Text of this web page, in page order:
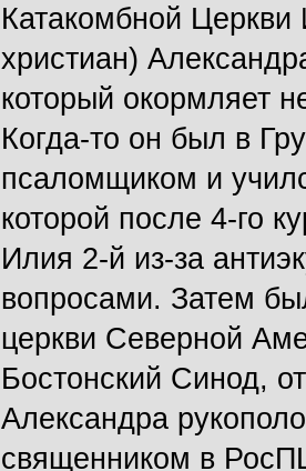
Катакомбной
христиан)
который окормляет
Когда-то он был в
псаломщиком и
которой после 4-го
Илия 2-й из-за
вопросами. Затем
церкви Северной
Бостонский Синод,
Александра
священником в